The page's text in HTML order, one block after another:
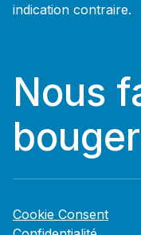
indication contraire.
Nous
Cookie Consent